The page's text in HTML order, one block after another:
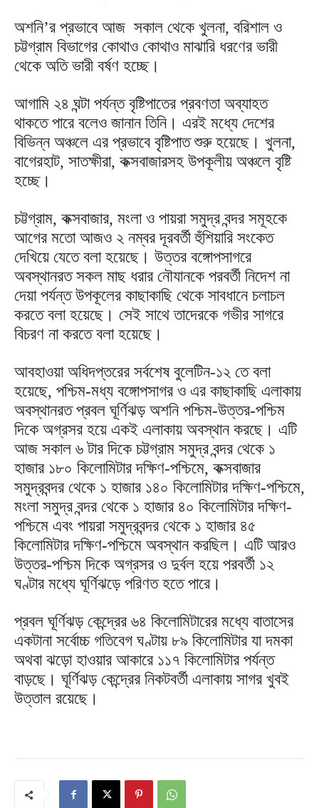
অশনি’র প্রভাবে আজ সকাল থেকে খুলনা, বরিশাল ও
চট্টগ্রাম বিভাগের কোথাও কোথাও মাঝারি ধরণের ভারী
থেকে অতি ভারী বর্ষণ হচ্ছে।
আগামি ২৪ ঘন্টা পর্যন্ত বৃষ্টিপাতের প্রবণতা অব্যাহত
থাকতে পারে বলেও জানান তিনি। এরই মধ্যে দেশের
বিভিন্ন অঞ্চলে এর প্রভাবে বৃষ্টিপাত শুরু হয়েছে। খুলনা,
বাগেরহাট, সাতক্ষীরা, কক্সবাজারসহ উপকূলীয় অঞ্চলে বৃষ্টি
হচ্ছে।
চট্টগ্রাম, কক্সবাজার, মংলা ও পায়রা সমুদ্র বন্দর সমূহকে
আগের মতো আজও ২ নম্বর দূরবর্তী হুঁশিয়ারি সংকেত
দেখিয়ে যেতে বলা হয়েছে। উত্তর বঙ্গোপসাগরে
অবস্থানরত সকল মাছ ধরার নৌযানকে পরবর্তী নিদেশ না
দেয়া পর্যন্ত উপকূলের কাছাকাছি থেকে সাবধানে চলাচল
করতে বলা হয়েছে। সেই সাথে তাদেরকে গভীর সাগরে
বিচরণ না করতে বলা হয়েছে।
আবহাওয়া অধিদপ্তরের সর্বশেষ বুলেটিন-১২ তে বলা
হয়েছে, পশ্চিম-মধ্য বঙ্গোপসাগর ও এর কাছাকাছি এলাকায়
অবস্থানরত প্রবল ঘূর্ণিঝড় অশনি পশ্চিম-উত্তর-পশ্চিম
দিকে অগ্রসর হয়ে একই এলাকায় অবস্থান করছে। এটি
আজ সকাল ৬ টার দিকে চট্টগ্রাম সমুদ্র বন্দর থেকে ১
হাজার ১৮০ কিলোমিটার দক্ষিণ-পশ্চিমে, কক্সবাজার
সমুদ্রবন্দর থেকে ১ হাজার ১৪০ কিলোমিটার দক্ষিণ-পশ্চিমে,
মংলা সমুদ্র বন্দর থেকে ১ হাজার ৪০ কিলোমিটার দক্ষিণ-
পশ্চিমে এবং পায়রা সমুদ্রবন্দর থেকে ১ হাজার ৪৫
কিলোমিটার দক্ষিণ-পশ্চিমে অবস্থান করছিল। এটি আরও
উত্তর-পশ্চিম দিকে অগ্রসর ও দুর্বল হয়ে পরবর্তী ১২
ঘণ্টার মধ্যে ঘূর্ণিঝড়ে পরিণত হতে পারে।
প্রবল ঘূর্ণিঝড় কেন্দ্রের ৬৪ কিলোমিটারের মধ্যে বাতাসের
একটানা সর্বোচ্চ গতিবেগ ঘণ্টায় ৮৯ কিলোমিটার যা দমকা
অথবা ঝড়ো হাওয়ার আকারে ১১৭ কিলোমিটার পর্যন্ত
বাড়ছে। ঘূর্ণিঝড় কেন্দ্রের নিকটবর্তী এলাকায় সাগর খুবই
উত্তাল রয়েছে।